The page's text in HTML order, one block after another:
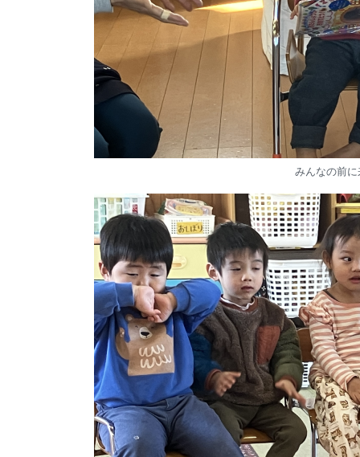
みんなの前